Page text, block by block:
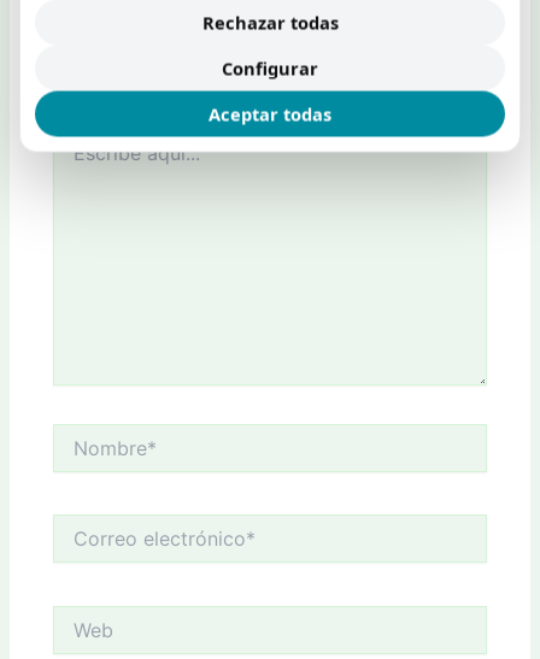
Los campos obligatorios están marcados con
Escribe
aquí...
electrónico*
Rechazar todas
Configurar
Aceptar todas